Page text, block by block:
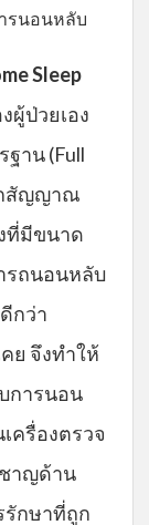
รนอนหลับ
Sleep
ผู้ป่วยเอง
าน (Full
กสัญญาณ
ที่มีขนาด
รถนอนหลับ
กว่า
ย จึงทำให้
การนอน
ครื่องตรวจ
าญด้าน
รักษาที่ถูก